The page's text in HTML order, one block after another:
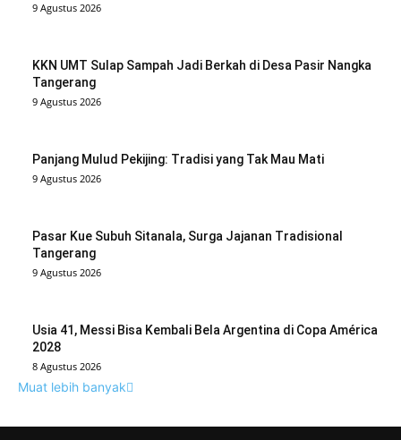
9 Agustus 2026
KKN UMT Sulap Sampah Jadi Berkah di Desa Pasir Nangka
Tangerang
9 Agustus 2026
Panjang Mulud Pekijing: Tradisi yang Tak Mau Mati
9 Agustus 2026
Pasar Kue Subuh Sitanala, Surga Jajanan Tradisional
Tangerang
9 Agustus 2026
Usia 41, Messi Bisa Kembali Bela Argentina di Copa América
2028
8 Agustus 2026
Muat lebih banyak